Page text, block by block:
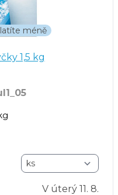
méně
1,5 kg
V úterý 11. 8.